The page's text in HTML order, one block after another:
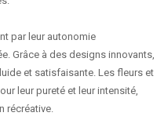
par leur autonomie
Grâce à des designs innovants,
et satisfaisante. Les fleurs et
leur pureté et leur intensité,
récréative.